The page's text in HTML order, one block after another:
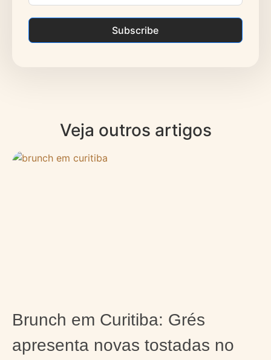
Subscribe
Veja outros artigos
Brunch em Curitiba: Grés
apresenta novas tostadas no